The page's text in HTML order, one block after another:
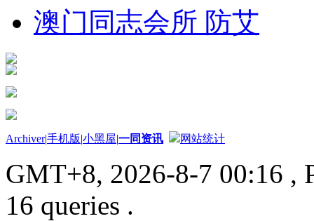
澳门同志会所 防艾
Archiver|手机版|小黑屋|一同资讯 网站统计
GMT+8, 2026-8-7 00:16 ,
16 queries .